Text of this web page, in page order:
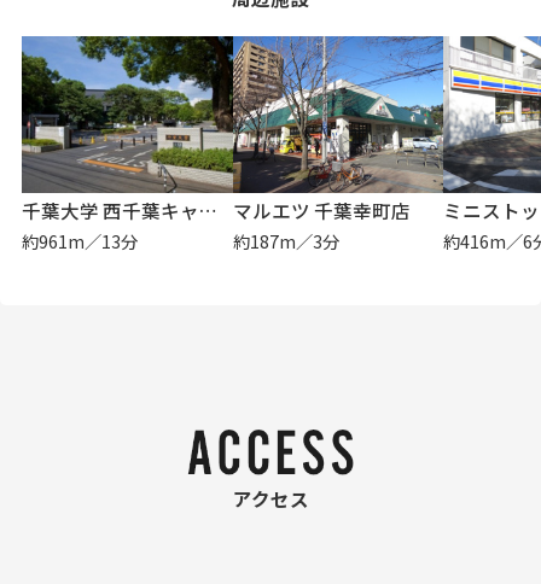
千葉大学 西千葉キャンパス
約961m／13分
マルエツ 千葉幸町店
約187m／3分 約416m／6
アクセス